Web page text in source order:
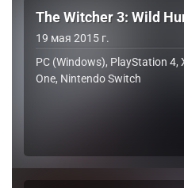
The Witcher 3: Wild
19 мая 2015 г.
PC (Windows), PlayStation 4,
One, Nintendo Switch